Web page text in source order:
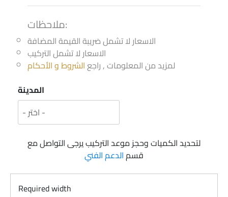
ملاحظات:
الاسعار لا تشمل ضريبة القيمة المضافة
الاسعار لا تشمل التركيب
لمزيد من المعلومات , راجعالشروط و الأحكام
المدينة
لتحديد الكميات وحجز موعد التركيب يرجى التواصل مع
قسمالدعم الفني
Required width